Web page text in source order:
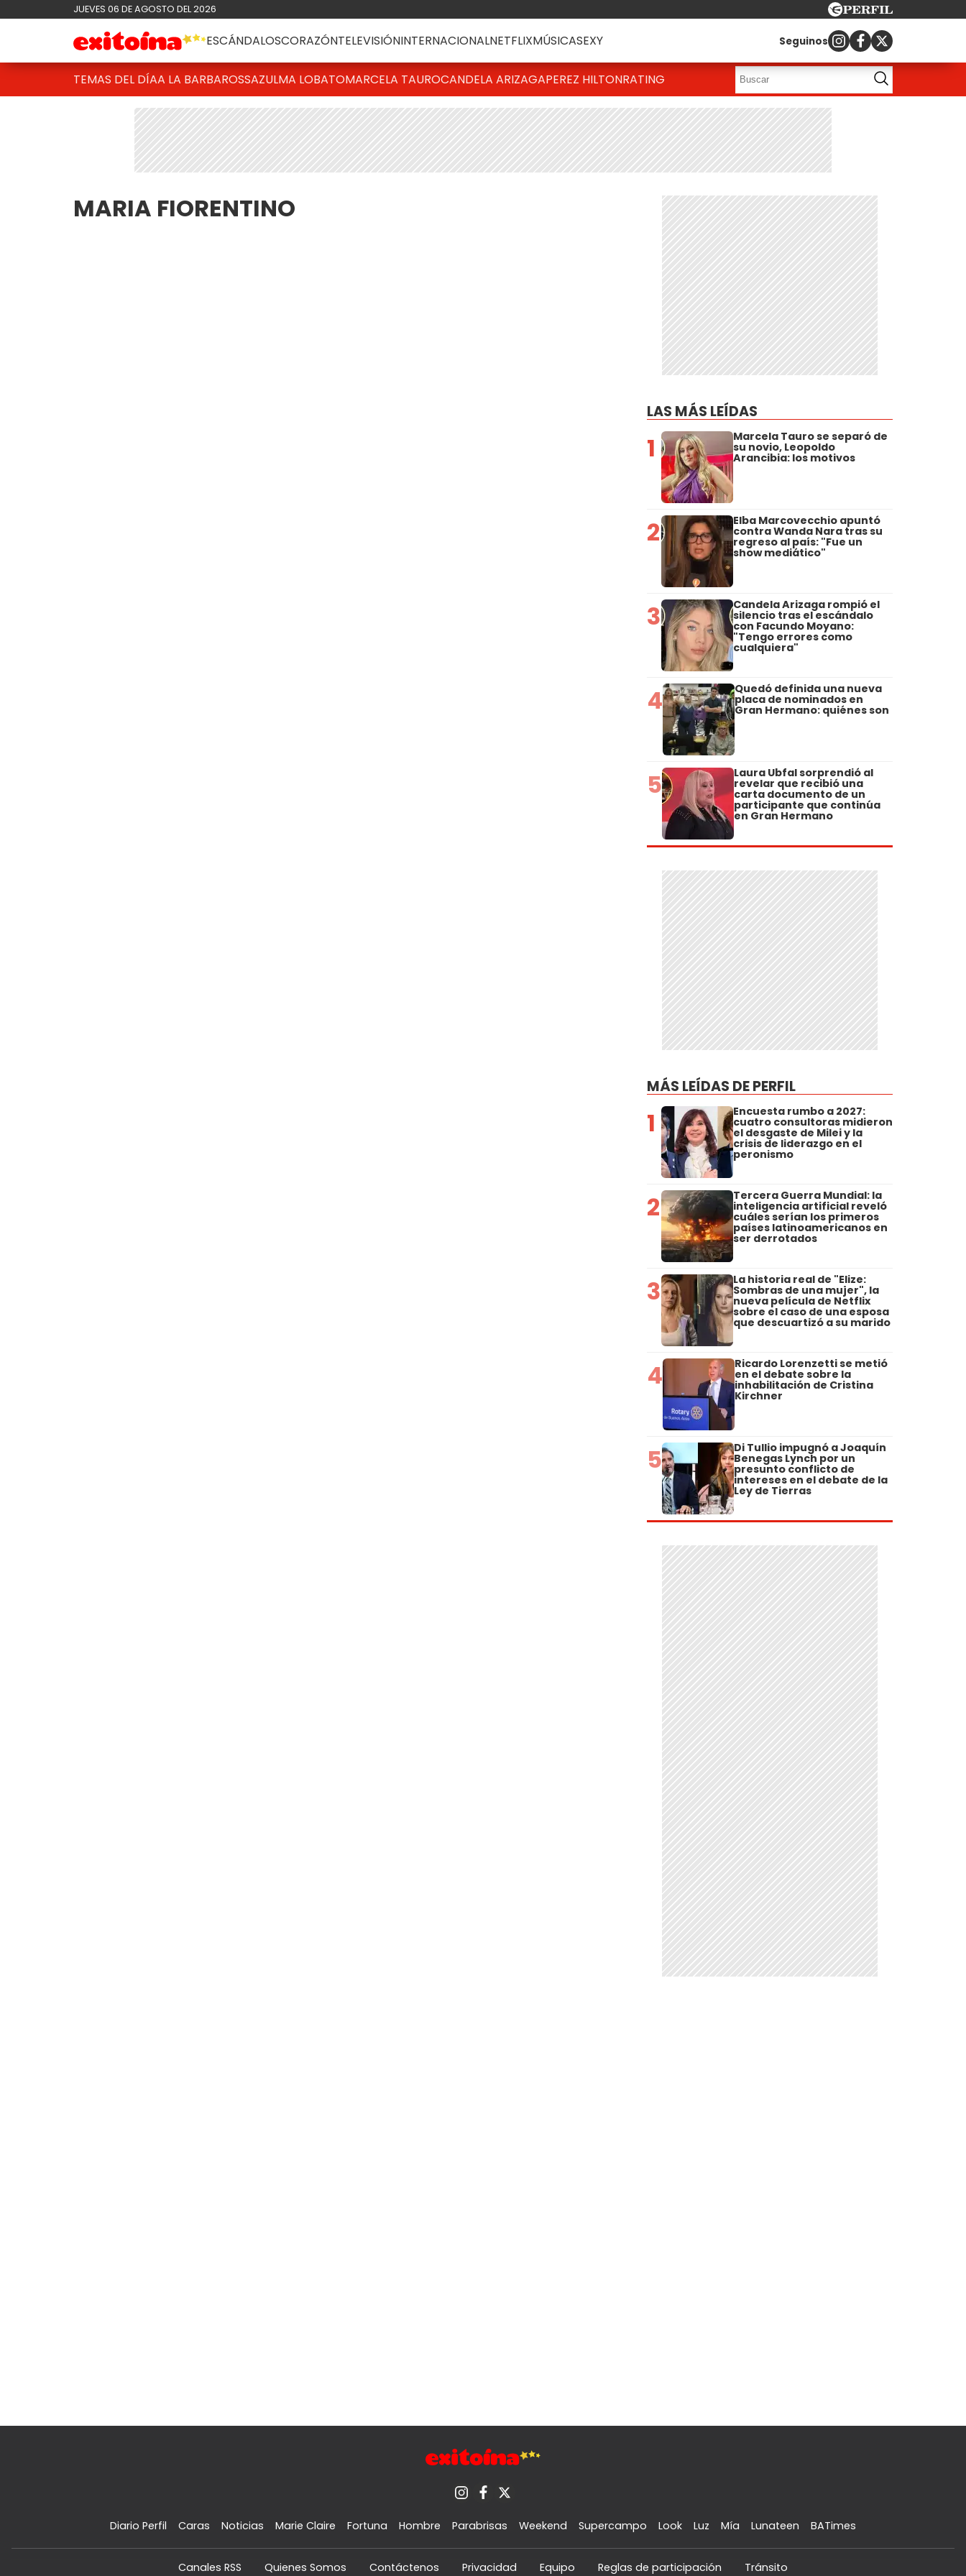
JUEVES 06 DE AGOSTO DEL 2026
ESCÁNDALOSCORAZÓNTELEVISIÓNINTERNACIONALNETFLIXMÚSICASEXY Seguinos
TEMAS DEL DÍAA LA BARBAROSSAZULMA LOBATOMARCELA TAUROCANDELA ARIZAGAPEREZ HILTONRATING
MARIA FIORENTINO
LAS MÁS LEÍDAS
1 Marcela Tauro se separó de
su novio, Leopoldo
Arancibia: los motivos
2 Elba Marcovecchio apuntó
contra Wanda Nara tras su
regreso al país: "Fue un
show mediático"
3 Candela Arizaga rompió el
silencio tras el escándalo
con Facundo Moyano:
"Tengo errores como
cualquiera"
4 Quedó definida una nueva
placa de nominados en
Gran Hermano: quiénes son
5 Laura Ubfal sorprendió al
revelar que recibió una
carta documento de un
participante que continúa
en Gran Hermano
MÁS LEÍDAS DE PERFIL
1 Encuesta rumbo a 2027:
cuatro consultoras midieron
el desgaste de Milei y la
crisis de liderazgo en el
peronismo
2 Tercera Guerra Mundial: la
inteligencia artificial reveló
cuáles serían los primeros
países latinoamericanos en
ser derrotados
3 La historia real de "Elize:
Sombras de una mujer", la
nueva película de Netflix
sobre el caso de una esposa
que descuartizó a su marido
4 Ricardo Lorenzetti se metió
en el debate sobre la
inhabilitación de Cristina
Kirchner
5 Di Tullio impugnó a Joaquín
Benegas Lynch por un
presunto conflicto de
intereses en el debate de la
Ley de Tierras
Diario Perfil Caras Noticias Marie Claire Fortuna Hombre Parabrisas Weekend Supercampo Look Luz Mía Lunateen BATimes
Canales RSS Quienes Somos Contáctenos Privacidad Equipo Reglas de participación Tránsito